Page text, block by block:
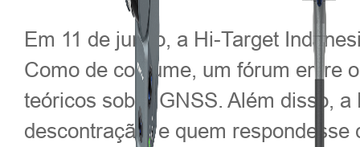
Em 11 de junho, a Hi-Target
Como de costume, um fórum entre
teóricos sobre GNSS. Além disso,
descontração, e quem